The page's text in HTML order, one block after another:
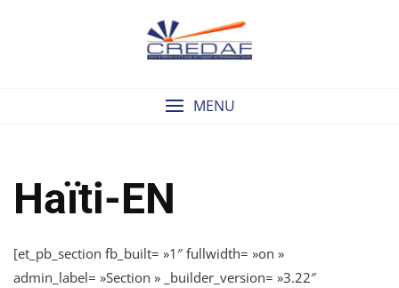
MENU
Haïti-EN
[et_pb_section fb_built= »1″ fullwidth= »on »
admin_label= »Section » _builder_version= »3.22″